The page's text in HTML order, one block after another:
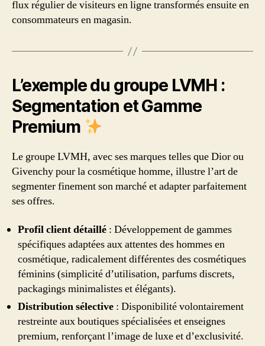
flux régulier de visiteurs en ligne transformés ensuite en
consommateurs en magasin.
L’exemple du groupe LVMH :
Segmentation et Gamme
Premium
Le groupe LVMH, avec ses marques telles que Dior ou
Givenchy pour la cosmétique homme, illustre l’art de
segmenter finement son marché et adapter parfaitement
ses offres.
Profil client détaillé : Développement de gammes
spécifiques adaptées aux attentes des hommes en
cosmétique, radicalement différentes des cosmétiques
féminins (simplicité d’utilisation, parfums discrets,
packagings minimalistes et élégants).
Distribution sélective : Disponibilité volontairement
restreinte aux boutiques spécialisées et enseignes
premium, renforçant l’image de luxe et d’exclusivité.